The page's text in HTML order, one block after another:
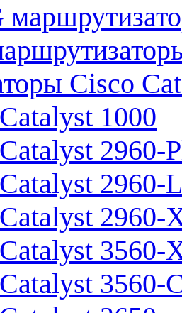
Cisco
1000
2960-
2960-L
2960-
3560-
3560-